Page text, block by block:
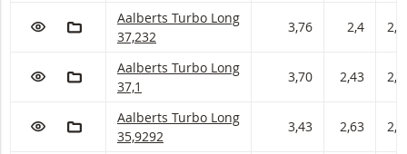
VOEG TOE AAN WATCHLIST
AAN PORTFOLIO TOEVOEGEN
Aalberts Turbo met ISIN code:
Aalberts Turbo Long
37,232
3,76 2,4 2,5
VOEG TOE AAN WATCHLIST
AAN PORTFOLIO TOEVOEGEN
Aalberts Turbo met ISIN code:
Aalberts Turbo Long
37,1
3,70 2,43
VOEG TOE AAN WATCHLIST
AAN PORTFOLIO TOEVOEGEN
Aalberts Turbo met ISIN code:
Aalberts Turbo Long
35,9292
3,43 2,63